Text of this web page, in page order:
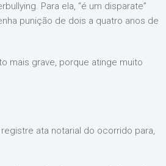
Para ela, “é um disparate”
punição de dois a quatro anos de
mais grave, porque atinge muito
ata notarial do ocorrido para,